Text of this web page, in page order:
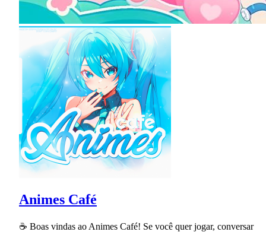
Animes Café
☕ Boas vindas ao Animes Café! Se você quer jogar, conversar